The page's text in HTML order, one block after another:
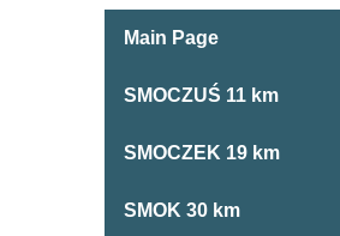
Main Page
SMOCZUŚ 11 km
SMOCZEK 19 km
SMOK 30 km